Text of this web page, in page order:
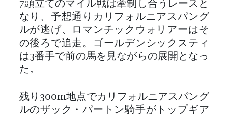
7頭立てのマイル戦は牽制し合うレースと
なり、予想通りカリフォルニアスパング
ルが逃げ、ロマンチックウォリアーはそ
の後ろで追走。ゴールデンシックスティ
は3番手で前の馬を見ながらの展開となっ
た。
残り300m地点でカリフォルニアスパング
ルのザック・パートン騎手がトップギア